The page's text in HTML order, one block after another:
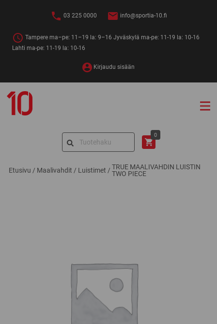
03 225 0000 info@sportia-10.fi
Tampere ma–pe: 11–19 la: 9–16 Jyväskylä ma-pe: 11-19 la: 10-16
Lahti ma-pe: 11-19 la: 10-16
Kirjaudu sisään
10
Search
0
Etusivu / Maalivahdit / Luistimet / TRUE MAALIVAHDIN LUISTIN
TWO PIECE